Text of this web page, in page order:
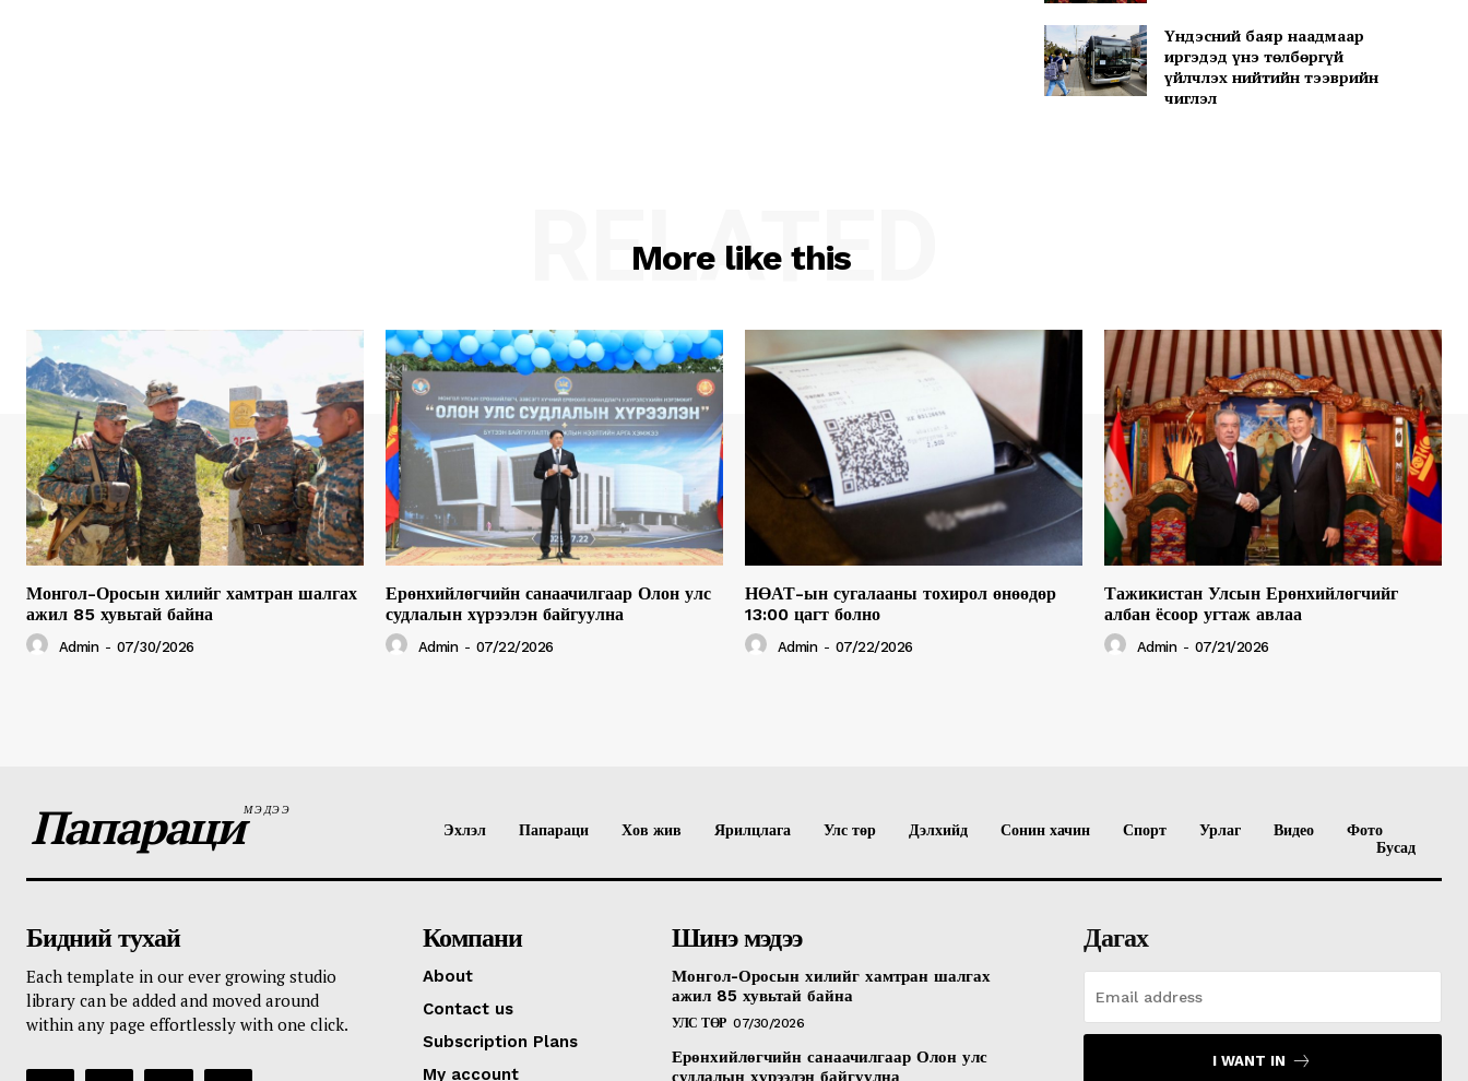
Үндэсний баяр наадмаар
иргэдэд үнэ төлбөргүй
үйлчлэх нийтийн тээврийн
чиглэл
More like this
RELATED
Монгол-Оросын хилийг хамтран шалгах
ажил 85 хувьтай байна
Admin - 07/30/2026
Ерөнхийлөгчийн санаачилгаар Олон улс
судлалын хүрээлэн байгуулна
Admin - 07/22/2026
НӨАТ-ын сугалааны тохирол өнөөдөр
13:00 цагт болно
Admin - 07/22/2026
Тажикистан Улсын Ерөнхийлөгчийг
албан ёсоор угтаж авлаа
Admin - 07/21/2026
ПапарациМЭДЭЭ
Эхлэл Папараци Хов жив Ярилцлага Улс төр Дэлхийд Сонин хачин Спорт Урлаг Видео
Фото
Бусад
Бидний тухай
Each template in our ever growing studio
library can be added and moved around
within any page effortlessly with one click.
Компани
About
Contact us
Subscription Plans
My account
Шинэ мэдээ
Монгол-Оросын хилийг хамтран шалгах
ажил 85 хувьтай байна
УЛС ТӨР 07/30/2026
Ерөнхийлөгчийн санаачилгаар Олон улс
судлалын хүрээлэн байгуулна
Дагах
I WANT IN